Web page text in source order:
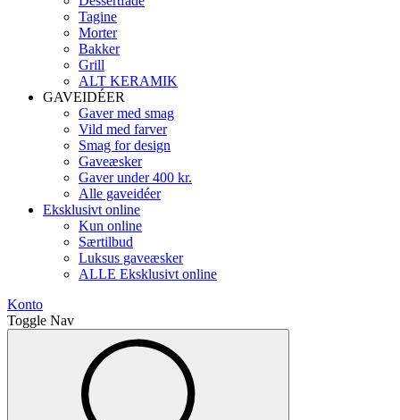
Tagine
Morter
Bakker
Grill
ALT KERAMIK
GAVEIDÉER
Gaver med smag
Vild med farver
Smag for design
Gaveæsker
Gaver under 400 kr.
Alle gaveidéer
Eksklusivt online
Kun online
Særtilbud
Luksus gaveæsker
ALLE Eksklusivt online
Konto
Toggle Nav